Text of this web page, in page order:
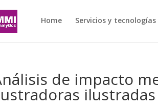
Home Servicios y tecnologías
de impacto
ilustradas